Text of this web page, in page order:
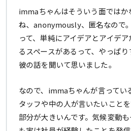
immaちゃんはそういう面ではか
ね、anonymously、匿名なので
って、単純にアイデアとアイデ
るスペースがあるって、やっぱ
彼の話を聞いて思いました。
なので、immaちゃんが言ってい
タッフや中の人が言いたいこと
部分が大きいんです。気候変動